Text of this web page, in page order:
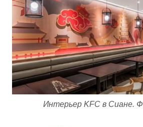
Интерьер KFC в Сиане.